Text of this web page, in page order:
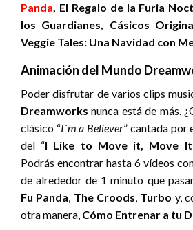
Panda, El Regalo de la Furia
los Guardianes, Cásicos
Veggie Tales: Una Navidad con
Animación del Mundo
Poder disfrutar de varios clips
Dreamworks nunca está de más.
clásico “I´m a Believer” cantada por
del “I Like to Move it, Move It
Podrás encontrar hasta 6 vídeos
de alrededor de 1 minuto que
Fu Panda, The Croods, Turbo y,
otra manera, Cómo Entrenar a tu